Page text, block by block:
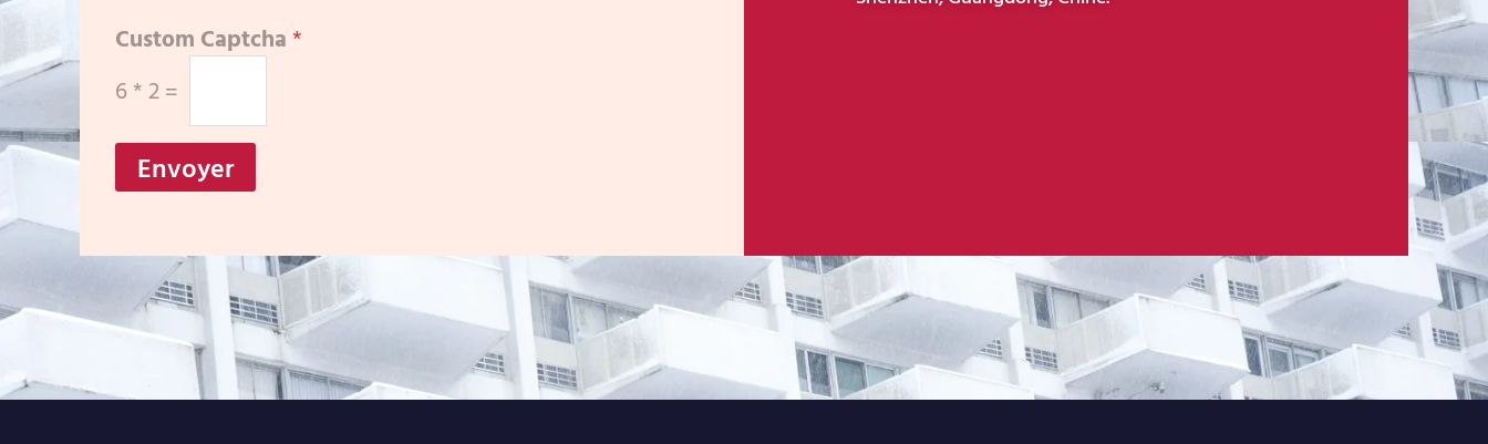
Custom Captcha*
6* 2=
Envoyer